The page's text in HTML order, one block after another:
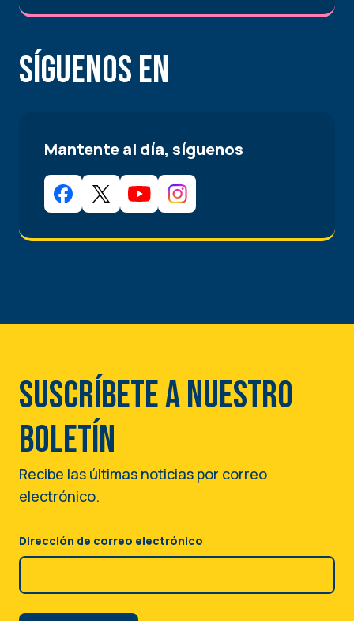
Síguenos en
Mantente al día, síguenos
Suscríbete a nuestro
boletín
Recibe las últimas noticias por correo
electrónico.
Dirección de correo electrónico